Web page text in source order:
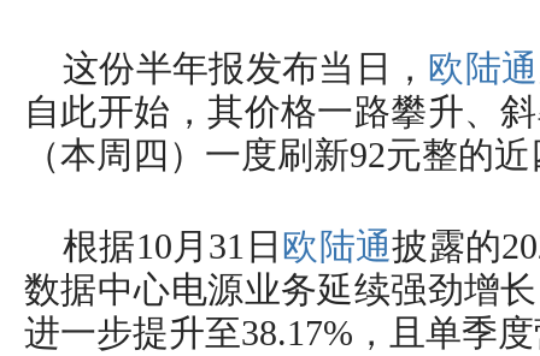
这份半年报发布当日， 欧陆通
自此开始，其价格一路攀升、
（本周四）一度刷新92元整的
根据10月31日 欧陆通披露的
数据中心电源业务延续强劲增
进一步提升至38.17%，且单季